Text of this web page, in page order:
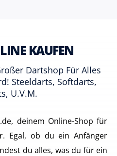
KAUFEN
Dartshop Für Alles
Steeldarts, Softdarts,
U.v.m.
deinem Online-Shop für
Egal, ob du ein Anfänger
du alles, was du für ein